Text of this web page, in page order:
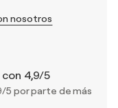
nosotros
4,9/5
5 por parte de más